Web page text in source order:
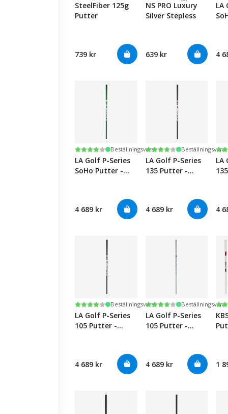
SteelFiber 125g
Putter
739 kr
NS PRO Luxury
Silver Stepless
639 kr
LA
4
Betyg:
4.0 utav 5 stjärnor
Beställningsvara
LA Golf P-Series
SoHo Putter -
4 689 kr
Betyg:
4.0 utav 5 stjärnor
Beställningsvara
LA Golf P-Series
135 Putter -
4 689 kr
LA
4
Betyg:
4.0 utav 5 stjärnor
Beställningsvara
LA Golf P-Series
105 Putter -
4 689 kr
Betyg:
4.0 utav 5 stjärnor
Beställningsvara
LA Golf P-Series
105 Putter -
4 689 kr 1